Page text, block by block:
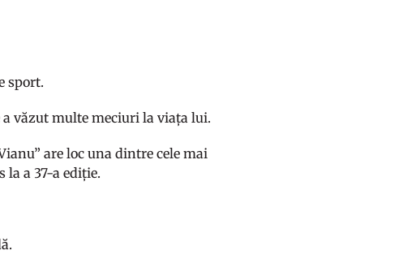
sport.
văzut multe meciuri la viața lui.
are loc una dintre cele mai
a 37-a ediție.